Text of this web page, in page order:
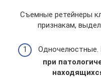
Съемные ретейнеры
признакам,
Одночелюстные.
при